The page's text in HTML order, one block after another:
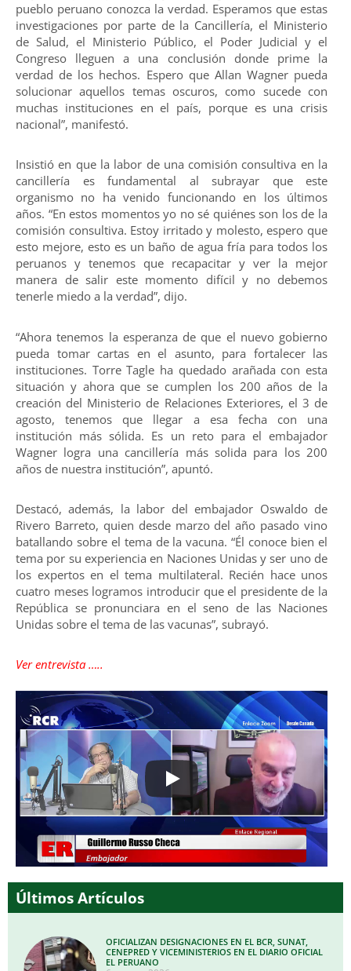
pueblo peruano conozca la verdad. Esperamos que estas
investigaciones por parte de la Cancillería, el Ministerio
de Salud, el Ministerio Público, el Poder Judicial y el
Congreso lleguen a una conclusión donde prime la
verdad de los hechos. Espero que Allan Wagner pueda
solucionar aquellos temas oscuros, como sucede con
muchas instituciones en el país, porque es una crisis
nacional”, manifestó.
Insistió en que la labor de una comisión consultiva en la
cancillería es fundamental al subrayar que este
organismo no ha venido funcionando en los últimos
años. “En estos momentos yo no sé quiénes son los de la
comisión consultiva. Estoy irritado y molesto, espero que
esto mejore, esto es un baño de agua fría para todos los
peruanos y tenemos que recapacitar y ver la mejor
manera de salir este momento difícil y no debemos
tenerle miedo a la verdad”, dijo.
“Ahora tenemos la esperanza de que el nuevo gobierno
pueda tomar cartas en el asunto, para fortalecer las
instituciones. Torre Tagle ha quedado arañada con esta
situación y ahora que se cumplen los 200 años de la
creación del Ministerio de Relaciones Exteriores, el 3 de
agosto, tenemos que llegar a esa fecha con una
institución más sólida. Es un reto para el embajador
Wagner logra una cancillería más solida para los 200
años de nuestra institución”, apuntó.
Destacó, además, la labor del embajador Oswaldo de
Rivero Barreto, quien desde marzo del año pasado vino
batallando sobre el tema de la vacuna. “Él conoce bien el
tema por su experiencia en Naciones Unidas y ser uno de
los expertos en el tema multilateral. Recién hace unos
cuatro meses logramos introducir que el presidente de la
República se pronunciara en el seno de las Naciones
Unidas sobre el tema de las vacunas”, subrayó.
Ver entrevista …..
Últimos Artículos
OFICIALIZAN DESIGNACIONES EN EL BCR, SUNAT,
CENEPRED Y VICEMINISTERIOS EN EL DIARIO OFICIAL
EL PERUANO